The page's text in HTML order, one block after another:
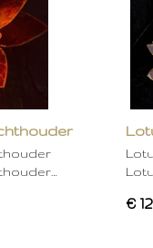
rose
€